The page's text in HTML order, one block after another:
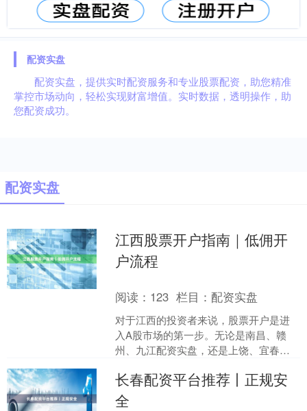
配资实盘
配资实盘，提供实时配资服务和专业股票配资，助您精准
掌控市场动向，轻松实现财富增值。实时数据，透明操作，助
您配资成功。
配资实盘
江西股票开户指南｜低佣开
户流程
阅读： 123 栏目：配资实盘
对于江西的投资者来说，股票开户是进
入A股市场的第一步。无论是南昌、赣
州、九江配资实盘，还是上饶、宜春、
开户，无需前往营业部。本....
长春配资平台推荐丨正规安
全